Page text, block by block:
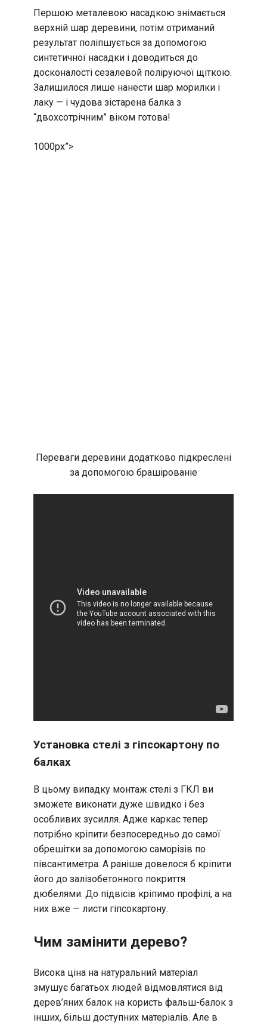
Першою металевою насадкою знімається
верхній шар деревини, потім отриманий
результат поліпшується за допомогою
синтетичної насадки і доводиться до
досконалості сезалевой поліруючої щіткою.
Залишилося лише нанести шар морилки і
лаку — і чудова зістарена балка з
“двохсотрічним” віком готова!
1000px”>
Переваги деревини додатково підкреслені
за допомогою брашірованіе
Установка стелі з гіпсокартону по
балках
В цьому випадку монтаж стелі з ГКЛ ви
зможете виконати дуже швидко і без
особливих зусилля. Адже каркас тепер
потрібно кріпити безпосередньо до самої
обрешітки за допомогою саморізів по
півсантиметра. А раніше довелося б кріпити
його до залізобетонного покриття
дюбелями. До підвісів кріпимо профілі, а на
них вже — листи гіпсокартону.
Чим замінити дерево?
Висока ціна на натуральний матеріал
змушує багатьох людей відмовлятися від
дерев’яних балок на користь фальш-балок з
інших, більш доступних матеріалів. Але в